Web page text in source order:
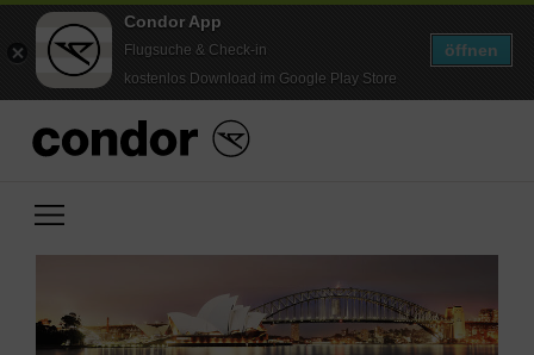
Condor App
Flugsuche & Check-in
kostenlos Download im Google Play Store
öffnen